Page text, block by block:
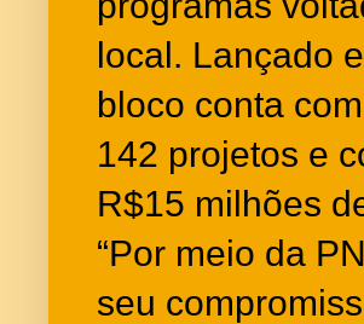
local. Lançado
bloco conta
142 projetos e
R$15 milhões
“Por meio da
seu